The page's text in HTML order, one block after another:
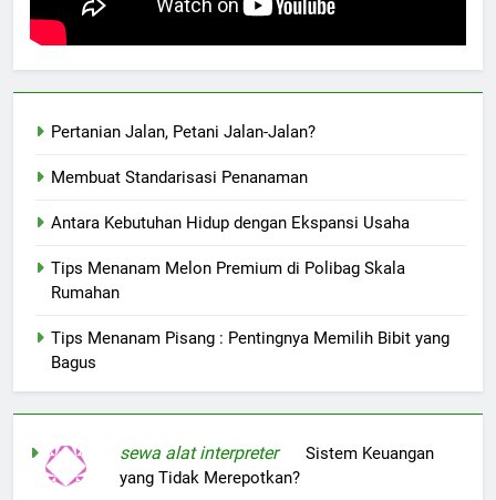
Pertanian Jalan, Petani Jalan-Jalan?
Membuat Standarisasi Penanaman
Antara Kebutuhan Hidup dengan Ekspansi Usaha
Tips Menanam Melon Premium di Polibag Skala
Rumahan
Tips Menanam Pisang : Pentingnya Memilih Bibit yang
Bagus
sewa alat interpreteronSistem Keuangan
yang Tidak Merepotkan?